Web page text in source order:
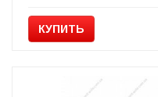
КУПИТЬ